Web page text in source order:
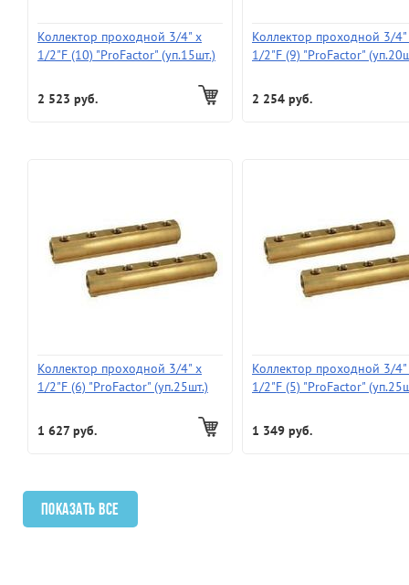
Коллектор проходной 3/4" х
1/2"F (10) "ProFactor" (уп.15шт.)
2 523 руб.
Коллектор проходной 3/4"
1/2"F (9) "ProFactor"
2 254 руб.
Коллектор проходной 3/4" х
1/2"F (6) "ProFactor" (уп.25шт.)
1 627 руб.
Коллектор проходной 3/4"
1/2"F (5) "ProFactor"
1 349 руб.
Показать все